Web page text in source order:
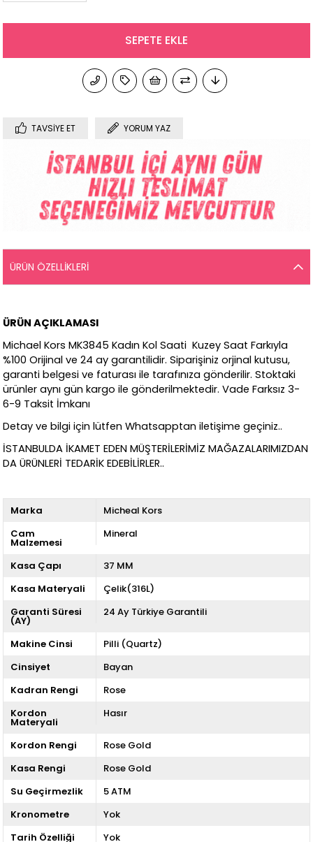
TAVSIYE ET YORUM YAZ
ÜRÜN ÖZELLIKLERI
ÜRÜN AÇIKLAMASI
Michael Kors MK3845 Kadın Kol Saati Kuzey Saat Farkıyla
%100 Orijinal ve 24 ay garantilidir. Siparişiniz orjinal kutusu,
garanti belgesi ve faturası ile tarafınıza gönderilir. Stoktaki
ürünler aynı gün kargo ile gönderilmektedir. Vade Farksız 3-
6-9 Taksit İmkanı
Detay ve bilgi için lütfen Whatsapptan iletişime geçiniz..
İSTANBULDA İKAMET EDEN MÜŞTERİLERİMİZ MAĞAZALARIMIZDAN
DA ÜRÜNLERİ TEDARİK EDEBİLİRLER..
Marka
Micheal Kors
Cam
Malzemesi
Mineral
Kasa Çapı
37 MM
Kasa Materyali
Çelik(316L)
Garanti Süresi
(AY)
24 Ay Türkiye Garantili
Makine Cinsi
Pilli (Quartz)
Cinsiyet
Bayan
Kadran Rengi
Rose
Kordon
Materyali
Hasır
Kordon Rengi
Rose Gold
Kasa Rengi
Rose Gold
Su Geçirmezlik
5 ATM
Kronometre
Yok
Tarih Özelliği
Yok